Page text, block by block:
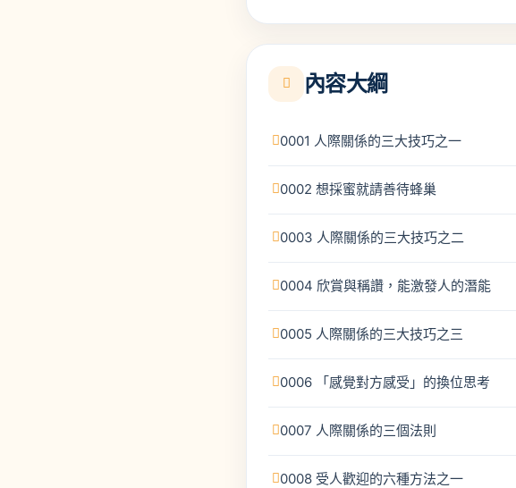
內容大綱
0001 人際關係的三大技巧之一
0002 想採蜜就請善待蜂巢
0003 人際關係的三大技巧之二
0004 欣賞與稱讚，能激發人的潛能
0005 人際關係的三大技巧之三
0006 「感覺對方感受」的換位思考
0007 人際關係的三個法則
0008 受人歡迎的六種方法之一